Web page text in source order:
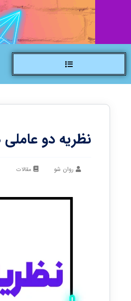
نظریه دو
روان شو مقالات